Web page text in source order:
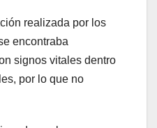
realizada por los
encontraba
signos vitales dentro
por lo que no